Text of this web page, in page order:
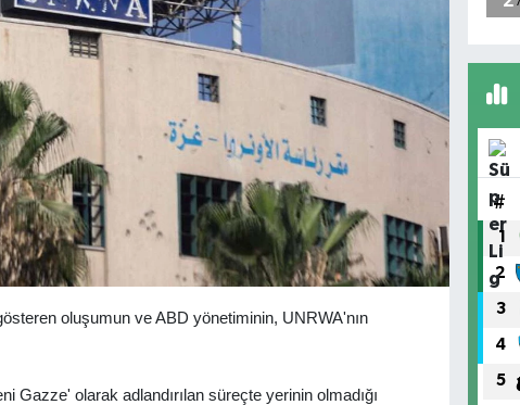
oluşumun ve ABD yönetiminin, UNRWA'nın
Gazze' olarak adlandırılan süreçte yerinin olmadığı
#
1
2
3
4
5